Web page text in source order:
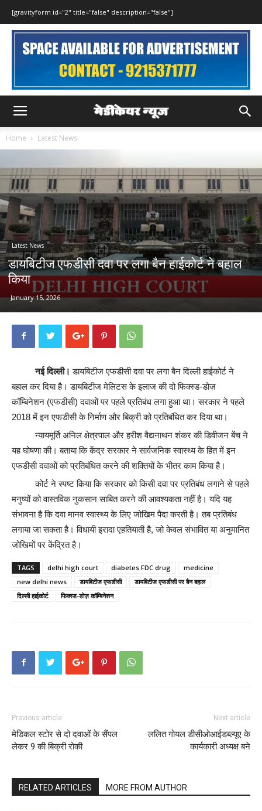
[gravityform id="2" title="false" description="false"]
Home Latest News
Latest News
डायबिटीज एफडीसी दवा पर लगा बैन हाईकोर्ट ने बहाल
किया
January 15, 2026
नई दिल्ली। डायबिटीज एफडीसी दवा पर लगा बैन दिल्ली हाईकोर्ट ने
बहाल कर दिया है। डायबिटीज मेलिटस के इलाज की दो फिक्स्ड-डोज़
कॉम्बिनेशन (एफडीसी) दवाओं पर पहले प्रतिबंध लगा हुआ था। सरकार ने पहले
2018 में इन एफडीसी के निर्माण और बिक्री को प्रतिबंधित कर दिया था।
न्यायमूर्ति अनिल क्षेत्रपाल और हरीश वैद्यनाथन शंकर की डिवीजन बेंच ने
यह घोषणा की। बताया कि केंद्र सरकार ने सार्वजनिक स्वास्थ्य के हित में इन
एफडीसी दवाओं को प्रतिबंधित करने की शक्तियों के भीतर काम किया है।
कोर्ट ने स्पष्ट किया कि सरकार को किसी दवा पर प्रतिबंध लगाने से पहले
मनुष्यों को वास्तविक नुकसान साबित करने की आवश्यकता नहीं है। यदि यह
संभावना है कि दवा मानव स्वास्थ्य के लिए जोखिम पैदा करती है। तब प्रतिबंध
लगाया जा सकता है। विधायी इरादा एहतियाती है, जो केवल संभावित या अनुमानित
जोखिमों पर केंद्रित है।
TAGS delhi high court diabetes FDC drug
medicine
new delhi news
डायबिटीज एफडीसी
डायबिटीज एफडीसी पर बैन बहाल
दिल्ली हाईकोर्ट
फिक्स्ड-डोज़ कॉम्बिनेशन
Previous article
मेडिकल स्टोर से दो दवाओं के सैंपल
लेकर 9 की बिक्री रोकी
Next article
ललित गोयल डीसीओआईडब्ल्यूए के
कार्यकारी अध्यक्ष बने
RELATED ARTICLES MORE FROM AUTHOR